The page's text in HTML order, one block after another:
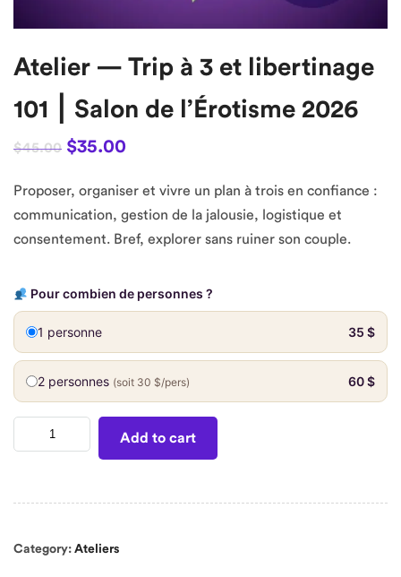
Atelier — Trip à 3 et libertinage
101 ⎮ Salon de l’Érotisme 2026
$45.00 $35.00
Proposer, organiser et vivre un plan à trois en confiance :
communication, gestion de la jalousie, logistique et
consentement. Bref, explorer sans ruiner son couple.
Pour combien de personnes ?
1 personne 35 $
2 personnes (soit 30 $/pers) 60 $
Add to cart
Category: Ateliers
IMPACT PLAY
MEDICAL PLAY
PET PLAY
WAX PLAY
TOYS
APPAREL